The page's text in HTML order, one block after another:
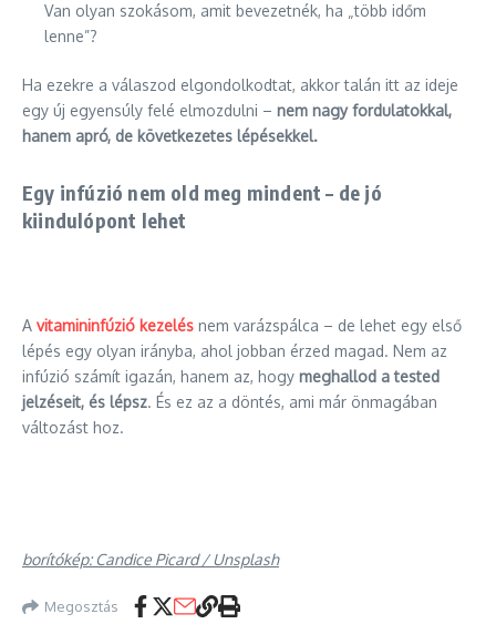
Van olyan szokásom, amit bevezetnék, ha „több időm
lenne”?
Ha ezekre a válaszod elgondolkodtat, akkor talán itt az ideje
egy új egyensúly felé elmozdulni – nem nagy fordulatokkal,
hanem apró, de következetes lépésekkel.
Egy infúzió nem old meg mindent – de jó
kiindulópont lehet
A vitamininfúzió kezelés nem varázspálca – de lehet egy első
lépés egy olyan irányba, ahol jobban érzed magad. Nem az
infúzió számít igazán, hanem az, hogy meghallod a tested
jelzéseit, és lépsz. És ez az a döntés, ami már önmagában
változást hoz.
borítókép: Candice Picard / Unsplash
Megosztás